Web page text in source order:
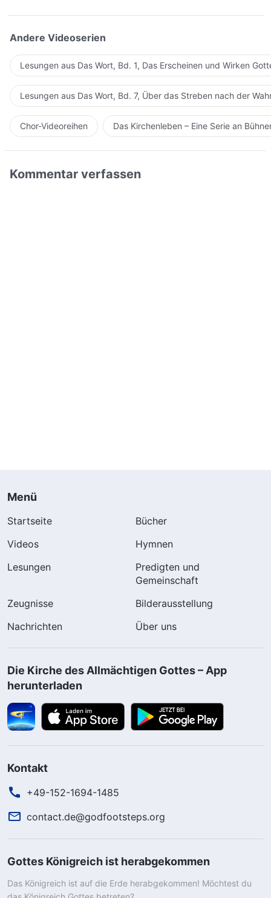
Andere Videoserien
Lesungen aus Das Wort, Bd. 1, Das Erscheinen und Wirken
Lesungen aus Das Wort, Bd. 7, Über das Streben nach der
Chor-Videoreihen Das Kirchenleben – Eine Serie an
Kommentar verfassen
Menü
Startseite
Bücher
Videos
Hymnen
Lesungen
Predigten und
Gemeinschaft
Zeugnisse
Bilderausstellung
Nachrichten
Über uns
Die Kirche des Allmächtigen Gottes – App
herunterladen
Kontakt
+49-152-1694-1485
contact.de@godfootsteps.org
Gottes Königreich ist herabgekommen
Das Königreich ist auf die Erde herabgekommen! Möchtest du